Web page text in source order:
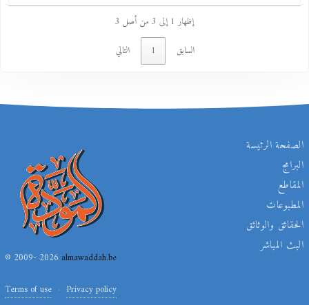
إظهار 1 إلى 3 من أصل 3
السابق
التالي
الصفحة الرئيسة
البرامج
المقاطع
المطبوعات
الحقائق والوثائق
البث المباشر
© 2009- 2026almawaddah.be
Terms of use Privacy policy